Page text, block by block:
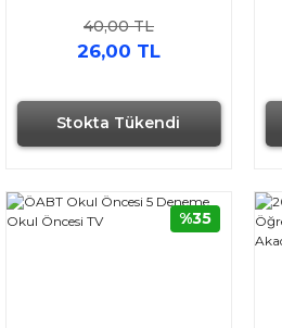
Stokta Tükendi
Yayınları
40,00 TL
26,00 TL
%35